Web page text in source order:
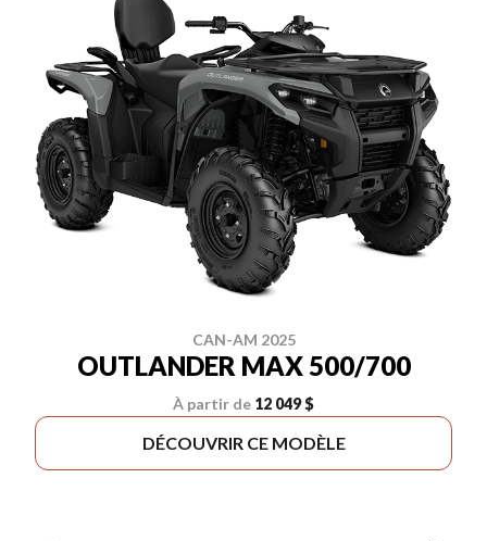
CAN-AM 2025
OUTLANDER MAX 500/700
À partir de 12 049 $
DÉCOUVRIR CE MODÈLE